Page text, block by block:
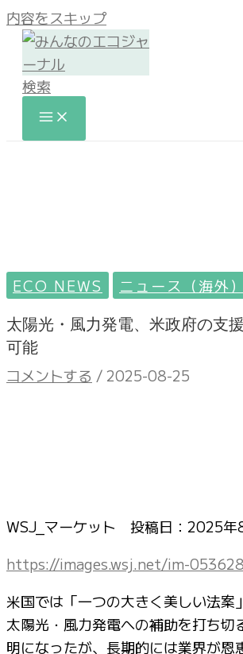
内容をスキップ
検索
ECO NEWS ニュース（海外）
太陽光・風力発電、米政府の支
可能
コメントする / 2025-08-25
WSJ_マーケット 投稿日： 2025年
https://images.wsj.net/im-
米国では「一つの大きく美しい法案
太陽光・風力発電への補助を打ち切
明になったが、長期的には業界が恩